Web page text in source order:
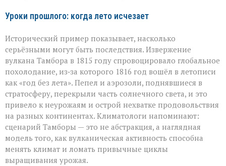
Уроки прошлого: когда лето исчезает
Исторический пример показывает, насколько
серьёзными могут быть последствия. Извержение
вулкана Тамбора в 1815 году спровоцировало глобальное
похолодание, из‑за которого 1816 год вошёл в летописи
как «год без лета». Пепел и аэрозоли, поднявшиеся в
стратосферу, перекрыли часть солнечного света, и это
привело к неурожаям и острой нехватке продовольствия
на разных континентах. Климатологи напоминают:
сценарий Тамборы — это не абстракция, а наглядная
модель того, как вулканическая активность способна
менять климат и ломать привычные циклы
выращивания урожая.